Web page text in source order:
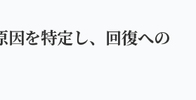
因を特定し、回復への